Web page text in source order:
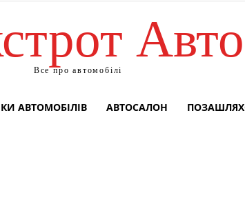
Авто
Все про автомобілі
АВТОМОБІЛІВ АВТОСАЛОН